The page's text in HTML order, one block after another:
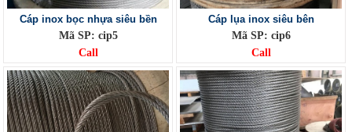
Cáp inox bọc nhựa siêu bền
Mã SP: cip5
Call
Cáp lụa inox siêu bên
Mã SP: cip6
Call